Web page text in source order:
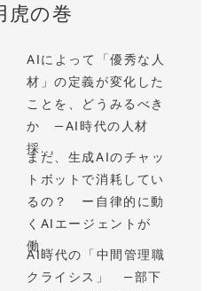
虎の巻
AIによって「優秀な人
材」の定義が変化した
ことを、どうみるべき
か —AI時代の人材
採...
まだ、生成AIのチャッ
トボットで消耗してい
るの？ ー自律的に動
くAIエージェントが
働...
AI時代の「中間管理職
クライシス」 —部下